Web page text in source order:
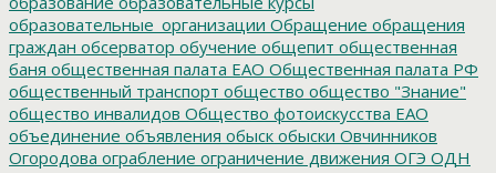
образовательные_организации Обращение обращения
граждан обсерватор обучение общепит общественная
баня общественная палата ЕАО Общественная палата РФ
общественный транспорт общество общество "Знание"
общество инвалидов Общество фотоискусства ЕАО
объединение объявления обыск обыски Овчинников
Огородова ограбление ограничение движения ОГЭ ОДН